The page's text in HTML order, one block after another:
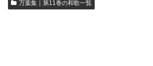
万葉集｜第11巻の和歌一覧